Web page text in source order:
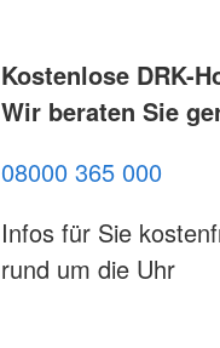
Kostenlose DRK-
Wir beraten Sie
08000 365 000
Infos für Sie
rund um die Uhr